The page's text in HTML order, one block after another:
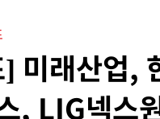
미래산업,
, LIG넥스